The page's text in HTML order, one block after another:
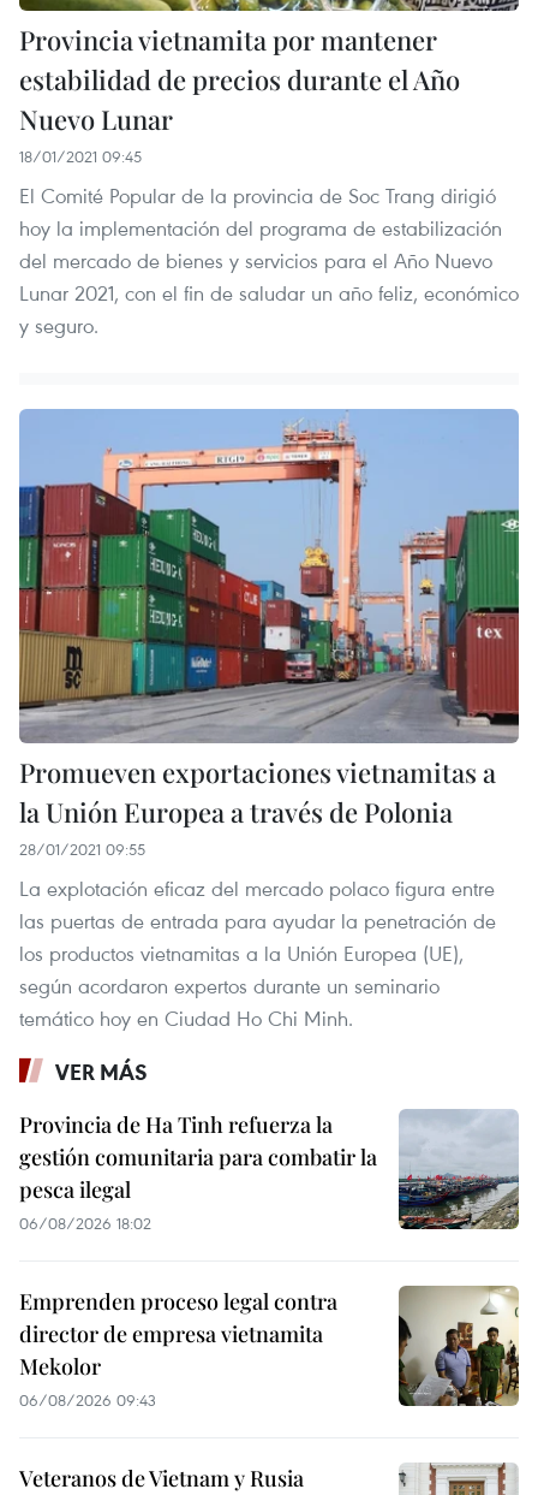
Provincia vietnamita por mantener
estabilidad de precios durante el Año
Nuevo Lunar
18/01/2021 09:45
El Comité Popular de la provincia de Soc Trang dirigió
hoy la implementación del programa de estabilización
del mercado de bienes y servicios para el Año Nuevo
Lunar 2021, con el fin de saludar un año feliz, económico
y seguro.
Promueven exportaciones vietnamitas a
la Unión Europea a través de Polonia
28/01/2021 09:55
La explotación eficaz del mercado polaco figura entre
las puertas de entrada para ayudar la penetración de
los productos vietnamitas a la Unión Europea (UE),
según acordaron expertos durante un seminario
temático hoy en Ciudad Ho Chi Minh.
VER MÁS
Provincia de Ha Tinh refuerza la
gestión comunitaria para combatir la
pesca ilegal
06/08/2026 18:02
Emprenden proceso legal contra
director de empresa vietnamita
Mekolor
06/08/2026 09:43
Veteranos de Vietnam y Rusia